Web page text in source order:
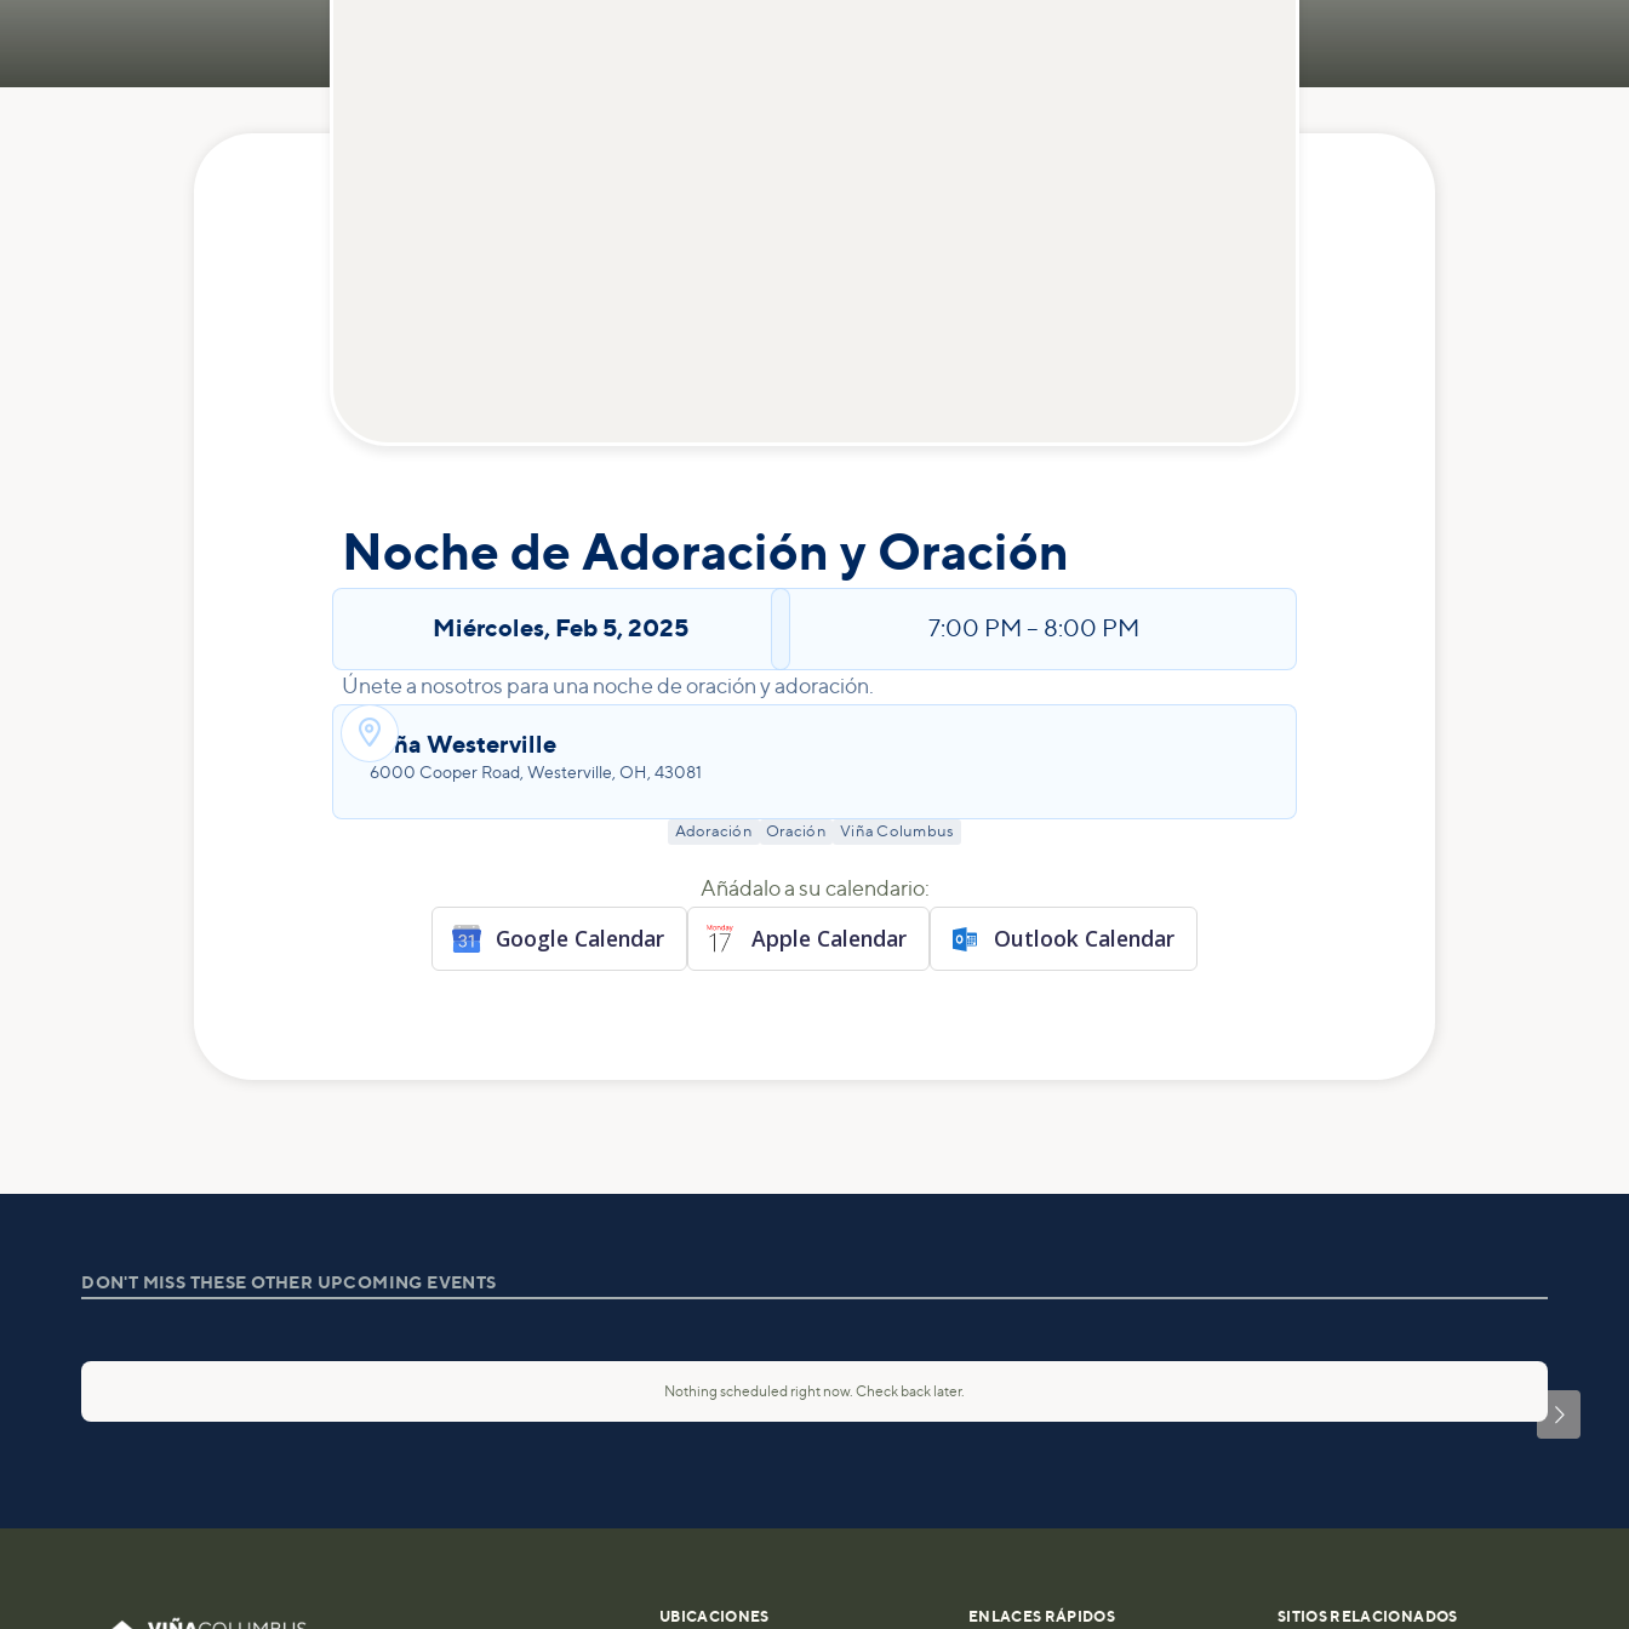
Noche de Adoración y Oración
Miércoles, Feb 5, 2025 7:00 PM – 8:00 PM
Únete a nosotros para una noche de oración y adoración.
Viña Westerville
6000 Cooper Road, Westerville, OH, 43081
Adoración Oración Viña Columbus
Añádalo a su calendario:
Google Calendar Apple Calendar Outlook Calendar
DON'T MISS THESE OTHER UPCOMING EVENTS

Nothing scheduled right now. Check back later.
UBICACIONES ENLACES RÁPIDOS SITIOS RELACIONADOS